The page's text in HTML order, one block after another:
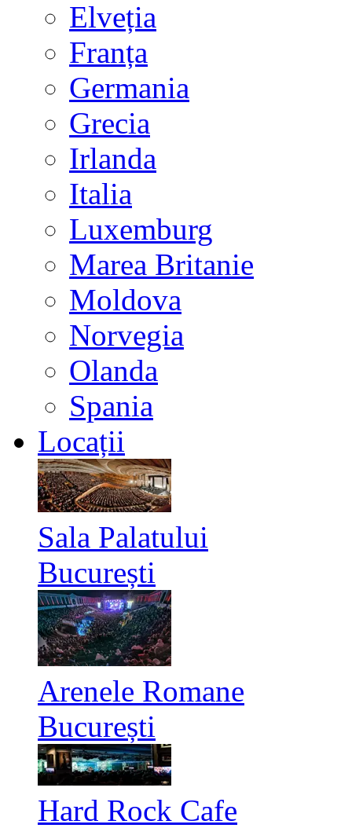
Elveția
Franța
Germania
Grecia
Irlanda
Italia
Luxemburg
Marea Britanie
Moldova
Norvegia
Olanda
Spania
Locații
Sala Palatului
București
Arenele Romane
București
Hard Rock Cafe